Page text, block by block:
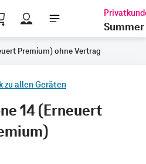
Shopping Cart
Summer
Premium) ohne Vertrag
zu allen Geräten
14 (Erneuert